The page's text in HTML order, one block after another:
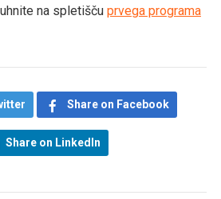
na spletišču prvega programa
Share on Facebook
Share on LinkedIn